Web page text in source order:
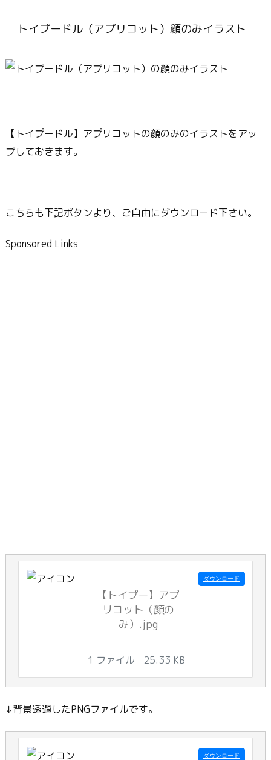
トイプードル（アプリコット）顔のみイラスト
【トイプードル】アプリコットの顔のみのイラストをアッ
プしておきます。
こちらも下記ボタンより、ご自由にダウンロード下さい。
Sponsored Links
【トイプー】アプ
リコット（顔の
み）.jpg
1 ファイル 25.33 KB
ダウンロード
↓背景透過したPNGファイルです。
ダウンロード